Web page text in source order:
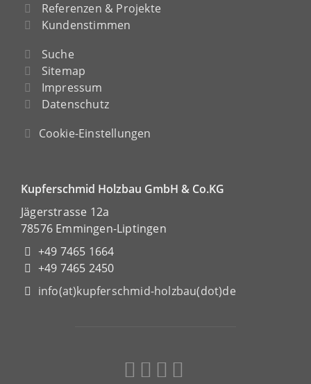
Referenzen & Projekte
Kundenstimmen
Suche
Sitemap
Impressum
Datenschutz
Cookie-Einstellungen
Kupferschmid Holzbau GmbH & Co.KG
Jägerstrasse 12a
78576 Emmingen-Liptingen
+49 7465 1664
+49 7465 2450
info(at)kupferschmid-holzbau(dot)de